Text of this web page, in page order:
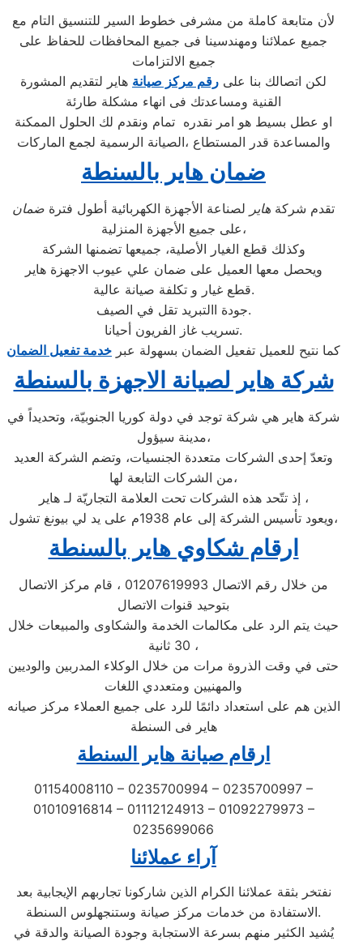
لأن متابعة كاملة من مشرفى خطوط السير للتنسيق التام مع
جميع عملائنا ومهندسينا فى جميع المحافظات للحفاظ على
جميع الالتزامات
لكن اتصالك بنا على رقم مركز صيانة هاير لتقديم المشورة
القنية ومساعدتك فى انهاء مشكلة طارئة
او عطل بسيط هو امر نقدره تمام ونقدم لك الحلول الممكنة
والمساعدة قدر المستطاع ،الصيانة الرسمية لجمع الماركات
ضمان هاير بالسنطة
تقدم شركة هاير لصناعة الأجهزة الكهربائية أطول فترة ضمان
على جميع الأجهزة المنزلية،
وكذلك قطع الغيار الأصلية، جميعها تضمنها الشركة
ويحصل معها العميل على ضمان علي عيوب الاجهزة هاير
قطع غيار و تكلفة صيانة عالية.
جودة االتبريد تقل في الصيف.
تسريب غاز الفريون أحيانا.
كما نتيح للعميل تفعيل الضمان بسهولة عبر خدمة تفعيل الضمان
شركة هاير لصيانة الاجهزة بالسنطة
شركة هاير هي شركة توجد في دولة كوريا الجنوبيّة، وتحديداً في
مدينة سيؤول،
وتعدّ إحدى الشركات متعددة الجنسيات، وتضم الشركة العديد
من الشركات التابعة لها،
إذ تتّحد هذه الشركات تحت العلامة التجاريّة لـ هاير ،
ويعود تأسيس الشركة إلى عام 1938م على يد لي بيونغ تشول،
ارقام شكاوي هاير بالسنطة
من خلال رقم الاتصال 01207619993 ، قام مركز الاتصال
بتوحيد قنوات الاتصال
حيث يتم الرد على مكالمات الخدمة والشكاوى والمبيعات خلال
30 ثانية ،
حتى في وقت الذروة مرات من خلال الوكلاء المدربين والوديين
والمهنيين ومتعددي اللغات
الذين هم على استعداد دائمًا للرد على جميع العملاء مركز صيانه
هاير فى السنطة
ارقام صيانة هاير السنطة
01154008110 – 0235700994 – 0235700997 –
01010916814 – 01112124913 – 01092279973 –
0235699066
آراء عملائنا
نفتخر بثقة عملائنا الكرام الذين شاركونا تجاربهم الإيجابية بعد
الاستفادة من خدمات مركز صيانة وستنجهلوس السنطة.
يُشيد الكثير منهم بسرعة الاستجابة وجودة الصيانة والدقة في